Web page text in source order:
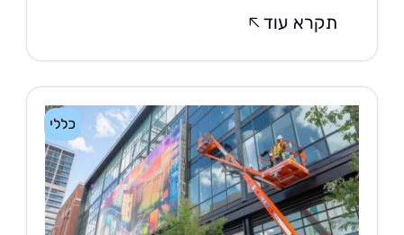
תקרא עוד
כללי